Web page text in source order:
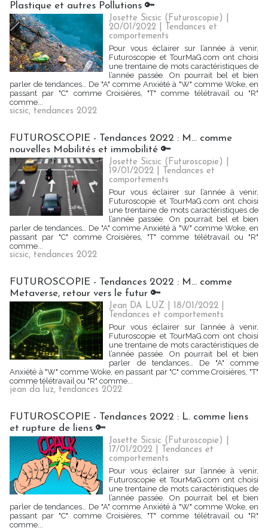
Plastique et autres Pollutions 🔑
Josette Sicsic (Futuroscopie)
20/01/2022
Tendances et
comportements
Pour vous éclairer sur l’année à venir,
Futuroscopie et TourMaG.com ont choisi
une trentaine de mots caractéristiques de
l’année passée. On pourrait bel et bien
parler de tendances… De "A" comme Anxiété à "W" comme Woke, en
passant par "C" comme Croisières, "T" comme télétravail ou "R"
comme...
sicsic, tendances 2022
FUTUROSCOPIE - Tendances 2022 : M… comme
nouvelles Mobilités et immobilité 🔑
Josette Sicsic (Futuroscopie)
19/01/2022
Tendances et
comportements
Pour vous éclairer sur l’année à venir,
Futuroscopie et TourMaG.com ont choisi
une trentaine de mots caractéristiques de
l’année passée. On pourrait bel et bien
parler de tendances… De "A" comme Anxiété à "W" comme Woke, en
passant par "C" comme Croisières, "T" comme télétravail ou "R"
comme...
sicsic, tendances 2022
FUTUROSCOPIE - Tendances 2022 : M… comme
Metaverse, retour vers le futur 🔑
Jean DA LUZ | 18/01/2022
Tendances et comportements
Pour vous éclairer sur l’année à venir,
Futuroscopie et TourMaG.com ont choisi
une trentaine de mots caractéristiques de
l’année passée. On pourrait bel et bien
parler de tendances… De "A" comme
Anxiété à "W" comme Woke, en passant par "C" comme Croisières, "T"
comme télétravail ou "R" comme...
jean da luz, tendances 2022
FUTUROSCOPIE - Tendances 2022 : L. comme liens
et rupture de liens 🔑
Josette Sicsic (Futuroscopie)
17/01/2022
Tendances et
comportements
Pour vous éclairer sur l’année à venir,
Futuroscopie et TourMaG.com ont choisi
une trentaine de mots caractéristiques de
l’année passée. On pourrait bel et bien
parler de tendances… De "A" comme Anxiété à "W" comme Woke, en
passant par "C" comme Croisières, "T" comme télétravail ou "R"
comme...